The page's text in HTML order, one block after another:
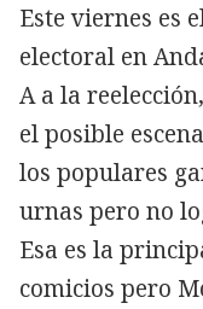
Este viernes es
electoral en
A a la reelección,
el posible
los populares
urnas pero no
Esa es la
comicios pero